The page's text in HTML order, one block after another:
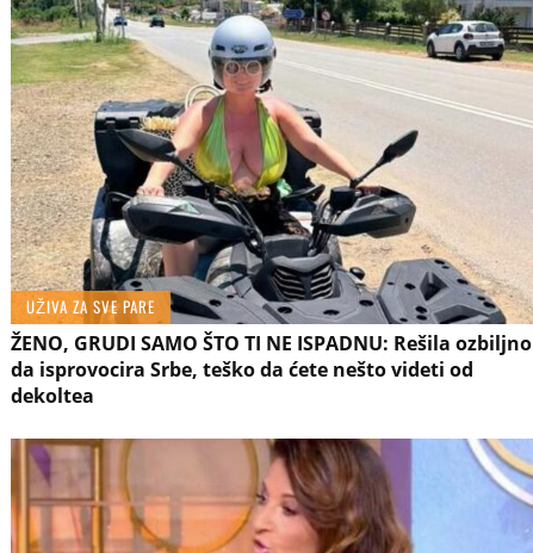
UŽIVA ZA SVE PARE
ŽENO, GRUDI SAMO ŠTO TI NE ISPADNU: Rešila ozbiljno
da isprovocira Srbe, teško da ćete nešto videti od
dekoltea